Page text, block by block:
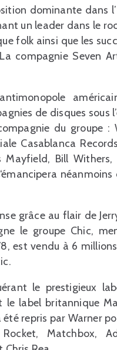
dominante dans
un leader dans le
folk ainsi que les
compagnie Seven
de disques sous
du groupe :
Casablanca
Bill
grâce au flair de
le groupe Chic,
est vendu à 6
le prestigieux
le label britannique
repris par Warner
Matchbox,